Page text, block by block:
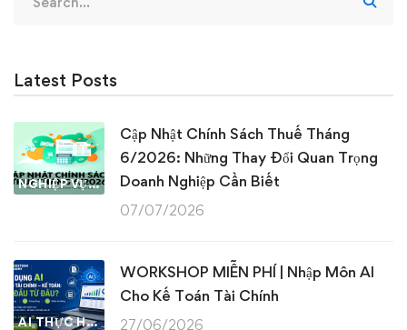
for:
Latest Posts
NGHIỆP VỤ KẾ TOÁN & THUẾ
Cập Nhật Chính Sách Thuế Tháng
6/2026: Những Thay Đổi Quan Trọng
Doanh Nghiệp Cần Biết
07/07/2026
AI THỰC HÀNH
WORKSHOP MIỄN PHÍ | Nhập Môn AI
Cho Kế Toán Tài Chính
27/06/2026